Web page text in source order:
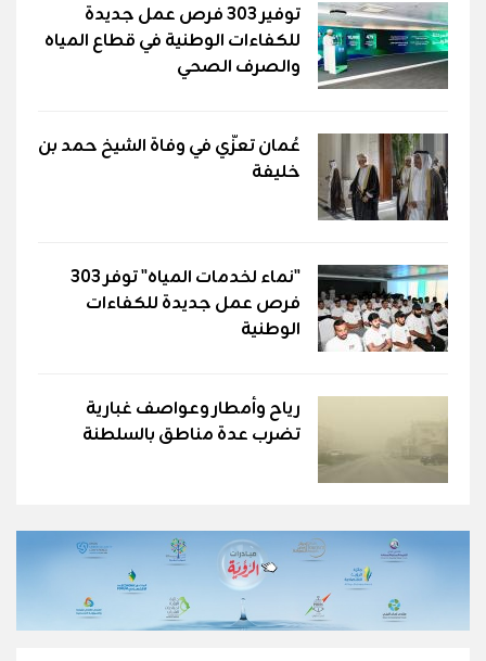
توفير 303 فرص عمل جديدة
للكفاءات الوطنية في قطاع المياه
والصرف الصحي
عُمان تعزّي في وفاة الشيخ حمد بن
خليفة
"نماء لخدمات المياه" توفر 303
فرص عمل جديدة للكفاءات
الوطنية
رياح وأمطار وعواصف غبارية
تضرب عدة مناطق بالسلطنة